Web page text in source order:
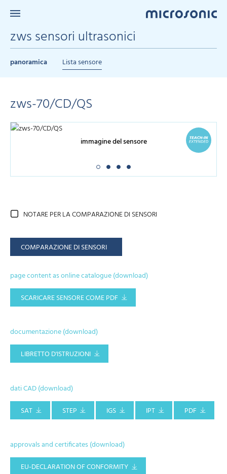
zws sensori ultrasonici
panoramica Lista sensore
zws-70/CD/QS
immagine del sensore
NOTARE PER LA COMPARAZIONE DI SENSORI
COMPARAZIONE DI SENSORI
page content as online catalogue (download)
SCARICARE SENSORE COME PDF
documentazione (download)
LIBRETTO D'ISTRUZIONI
dati CAD (download)
SAT
STEP IGS IPT PDF
approvals and certificates (download)
EU-DECLARATION OF CONFORMITY